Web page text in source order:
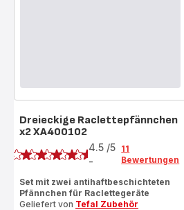
Dreieckige Raclettepfännchen
x2 XA400102
Bewertung
4.5 /5
-
11
Bewertungen
Set mit zwei antihaftbeschichteten
Pfännchen für Raclettegeräte
Geliefert von Tefal Zubehör